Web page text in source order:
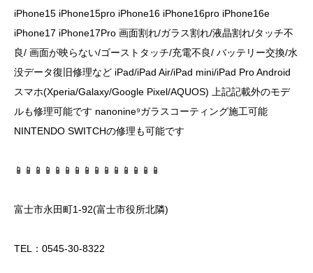
iPhone15 iPhone15pro iPhone16 iPhone16pro iPhone16e
iPhone17 iPhone17Pro 画面割れ/ガラス割れ/液晶割れ/タッチ不
良/ 画面が映らない/ゴーストタッチ/充電不良/ バッテリー交換/水
没データ復旧修理など iPad/iPad Air/iPad mini/iPad Pro Android
スマホ(Xperia/Galaxy/Google Pixel/AQUOS) 上記記載外のモデ
ルも修理可能です nanonine⁹ガラスコーティング施工可能
NINTENDO SWITCHの修理も可能です
📱📱📱📱📱📱📱📱📱📱📱📱📱📱📱
富士市永田町1-92(富士市役所北隣)
TEL：0545-30-8322